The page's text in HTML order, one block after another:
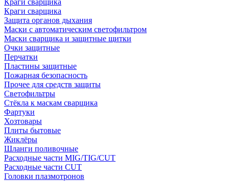
Краги сварщика
Краги сварщика
Защита органов дыхания
Маски с автоматическим светофильтром
Маски сварщика и защитные щитки
Очки защитные
Перчатки
Пластины защитные
Пожарная безопасность
Прочее для средств защиты
Светофильтры
Стёкла к маскам сварщика
Фартуки
Хозтовары
Плиты бытовые
Жиклёры
Шланги поливочные
Расходные части MIG/TIG/CUT
Расходные части CUT
Головки плазмотронов